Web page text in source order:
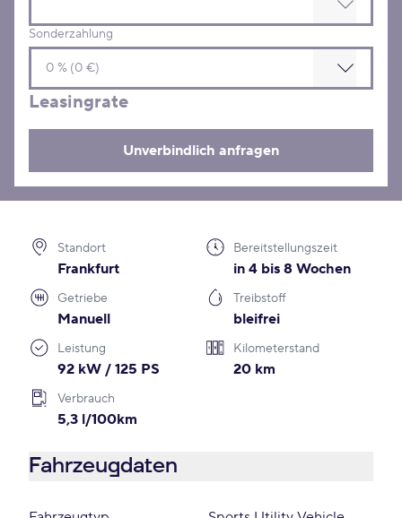
Sonderzahlung
Leasingrate
Unverbindlich anfragen
Standort
Frankfurt
Bereitstellungszeit
in 4 bis 8 Wochen
Getriebe
Manuell
Treibstoff
bleifrei
Leistung
92 kW / 125 PS
Kilometerstand
20 km
Verbrauch
5,3 l/100km
Fahrzeugdaten